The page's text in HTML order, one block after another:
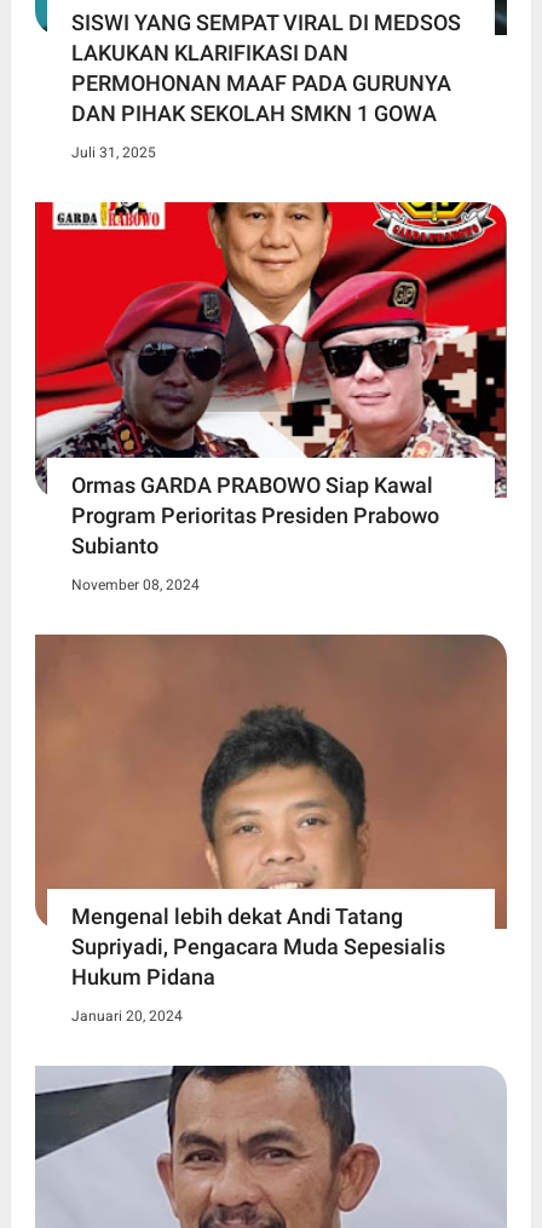
SISWI YANG SEMPAT VIRAL DI MEDSOS
LAKUKAN KLARIFIKASI DAN
PERMOHONAN MAAF PADA GURUNYA
DAN PIHAK SEKOLAH SMKN 1 GOWA
Juli 31, 2025
Ormas GARDA PRABOWO Siap Kawal
Program Perioritas Presiden Prabowo
Subianto
November 08, 2024
Mengenal lebih dekat Andi Tatang
Supriyadi, Pengacara Muda Sepesialis
Hukum Pidana
Januari 20, 2024